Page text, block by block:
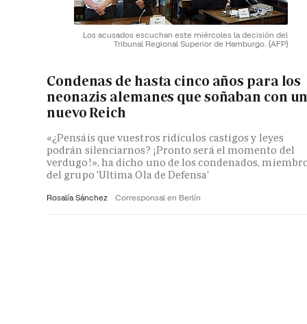
Los acusados escuchan este miércoles la decisión del
Tribunal Regional Superior de Hamburgo. (AFP)
Condenas de hasta cinco años para los
neonazis alemanes que soñaban con
nuevo Reich
«¿Pensáis que vuestros ridículos castigos y leyes
podrán silenciarnos? ¡Pronto será el momento del
verdugo!», ha dicho uno de los condenados,
del grupo 'Ultima Ola de Defensa'
Rosalía Sánchez Corresponsal en Berlín